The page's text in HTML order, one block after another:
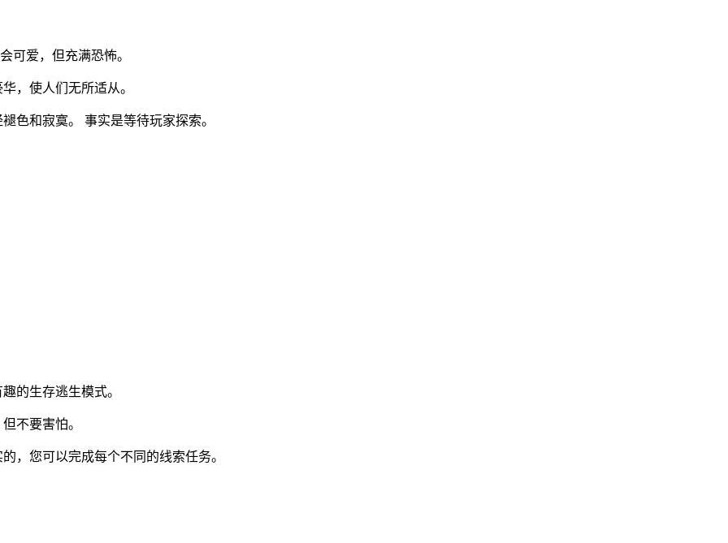
可爱，但充满恐怖。
，使人们无所适从。
色和寂寞。 事实是等待玩家探索。
的生存逃生模式。
不要害怕。
，您可以完成每个不同的线索任务。